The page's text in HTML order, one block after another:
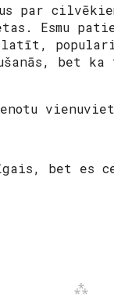
par
Esmu
bet
bet es